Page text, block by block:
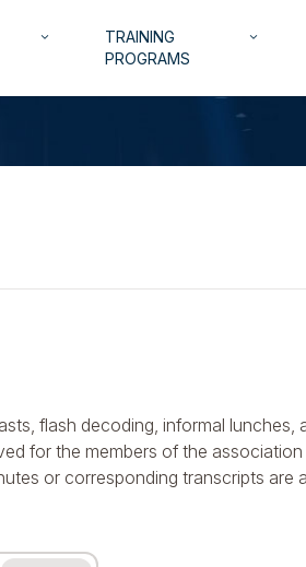
keyboard_arrow_down
TRAINING
PROGRAMS
keyboard_arrow_down
flash decoding, informal lunches,
for the members of the
or corresponding transcripts are